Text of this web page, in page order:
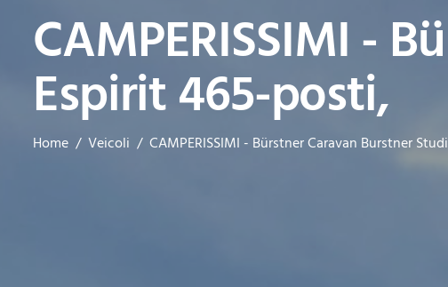
CAMPERISSIMI -
Espirit 465-posti,
Home Veicoli CAMPERISSIMI - Bürstner Caravan Burstner